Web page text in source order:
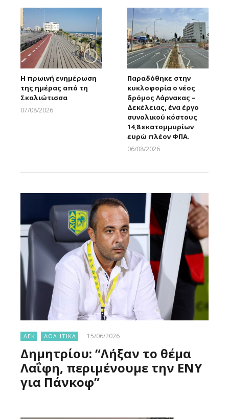
Η πρωινή ενημέρωση
της ημέρας από τη
Σκαλιώτισσα
07/08/2026
Παραδόθηκε στην
κυκλοφορία ο νέος
δρόμος Λάρνακας –
Δεκέλειας, ένα έργο
συνολικού κόστους
14,8 εκατομμυρίων
ευρώ πλέον ΦΠΑ.
06/08/2026
ΑΕΚ ΑΘΛΗΤΙΚΑ 15/06/2026
Δημητρίου: “Λήξαν το θέμα
Λαΐφη, περιμένουμε την ΕΝΥ
για Πάνκοφ”